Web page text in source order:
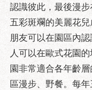
網
站
導
覽
回
首
認識彼此，最後漫
五彩斑斕的美麗花
朋友可以在園區內
人可以在歐式花園
園非常適合各年齡
區漫步、野餐。每